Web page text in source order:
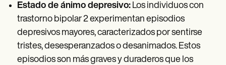
Estado de ánimo depresivo: Los individuos con
trastorno bipolar 2 experimentan episodios
depresivos mayores, caracterizados por sentirse
tristes, desesperanzados o desanimados. Estos
episodios son más graves y duraderos que los